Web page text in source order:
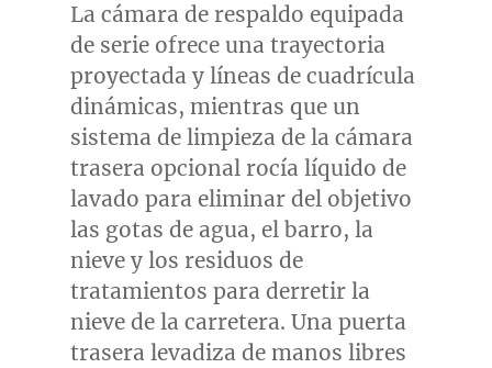
La cámara de respaldo equipada
de serie ofrece una trayectoria
proyectada y líneas de cuadrícula
dinámicas, mientras que un
sistema de limpieza de la cámara
trasera opcional rocía líquido de
lavado para eliminar del objetivo
las gotas de agua, el barro, la
nieve y los residuos de
tratamientos para derretir la
nieve de la carretera. Una puerta
trasera levadiza de manos libres